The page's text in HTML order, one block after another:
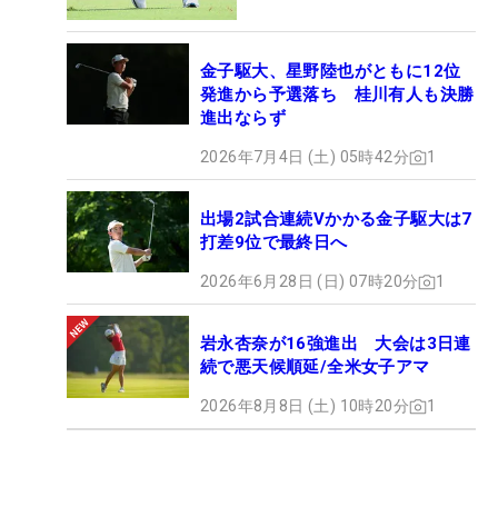
金子駆大、星野陸也がともに12位
発進から予選落ち 桂川有人も決勝
進出ならず
2026年7月4日 (土) 05時42分 1
出場2試合連続Vかかる金子駆大は7
打差9位で最終日へ
2026年6月28日 (日) 07時20分 1
岩永杏奈が16強進出 大会は3日連
続で悪天候順延/全米女子アマ
2026年8月8日 (土) 10時20分 1